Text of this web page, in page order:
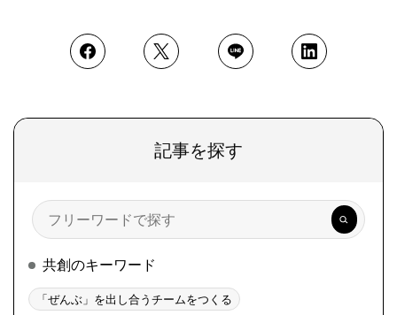
記事を探す
検
索
共創のキーワード
「ぜんぶ」を出し合うチームをつくる